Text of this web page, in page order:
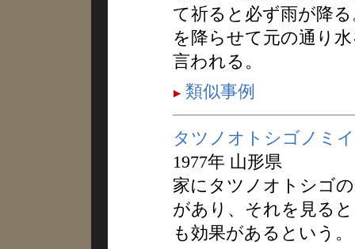
て祈ると必ず雨が降
を降らせて元の通り
言われる。
類似事例
タツノオトシゴノミ
1977年 山形県
家にタツノオトシゴ
があり、それを見る
も効果があるという。